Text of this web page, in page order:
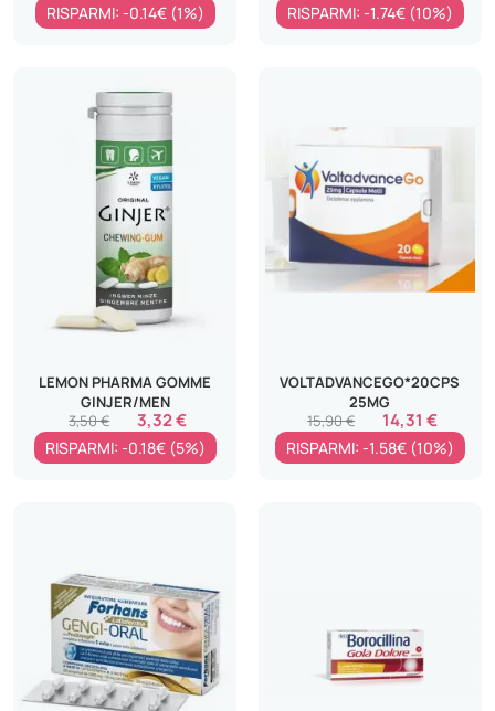
RISPARMI: -0.14€ (1%) RISPARMI: -1.74€ (10%)
LEMON PHARMA GOMME
GINJER/MEN
3,32 €
3,50 €
RISPARMI: -0.18€ (5%)
VOLTADVANCEGO*20CPS
25MG
14,31 €
15,90 €
RISPARMI: -1.58€ (10%)